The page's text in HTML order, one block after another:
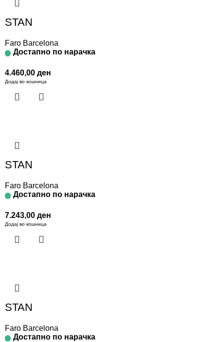
STAN
Faro Barcelona
Достапно по нарачка
4.460,00 ден
Додај во кошница
STAN
Faro Barcelona
Достапно по нарачка
7.243,00 ден
Додај во кошница
STAN
Faro Barcelona
Достапно по нарачка